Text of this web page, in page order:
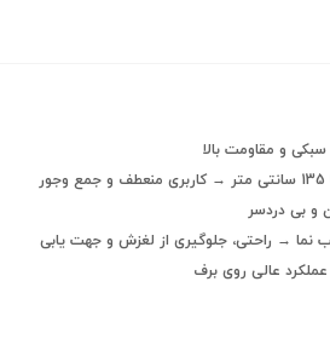
نما → راحتی، جلوگیری از لغزش و جهت یابی
عالی روی برف